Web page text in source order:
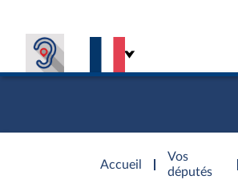
Accueil
d'accueil
Vos
députés